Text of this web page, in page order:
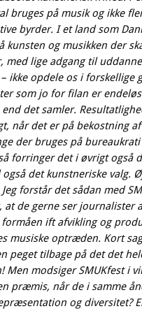
bruges på musik og ikke
byrder. I et land som
kunsten og musikken der
med lige adgang til
ikke opdele os i forskellige
som jo for filan er
det samler.
når det er på bekostning
der bruges på
forringer det i øvrigt også
også det kunstneriske valg.
forstår det sådan med
at de gerne ser journalister
formåen ift afvikling og
musiske optræden. Kort
peget tilbage på det det
Men modsiger SMUKfest i
præmis, når de i samme
og diversitet?